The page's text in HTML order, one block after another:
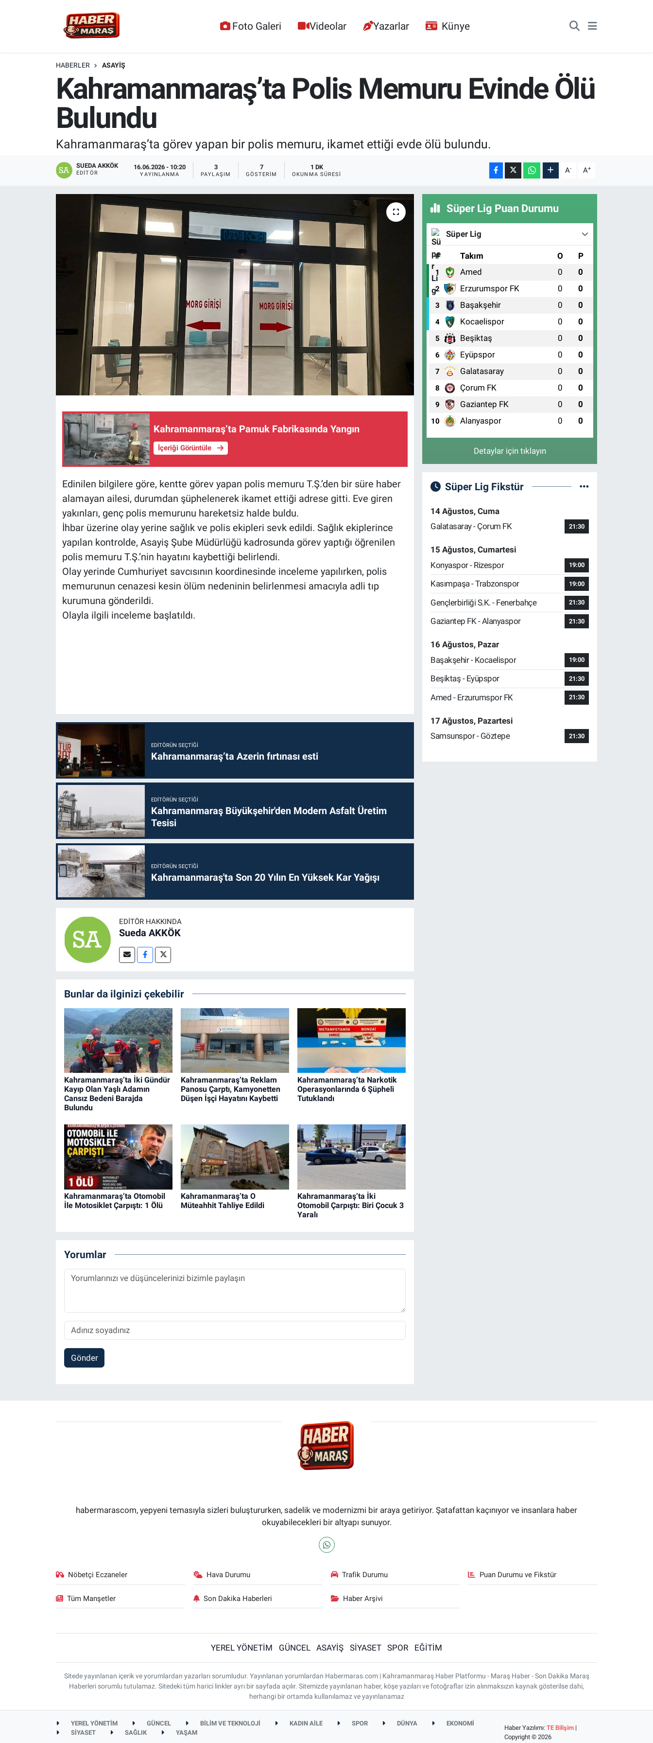
Foto Galeri Videolar Yazarlar Künye
HABERLER ASAYİŞ
Kahramanmaraş’ta Polis Memuru Evinde Ölü
Bulundu
Kahramanmaraş’ta görev yapan bir polis memuru, ikamet ettiği evde ölü bulundu.
SUEDA AKKÖK
EDITÖR
16.06.2026 - 10:20
YAYINLANMA
3
PAYLAŞIM
7
GÖSTERIM
1 DK
OKUNMA SÜRESI A- A+
Kahramanmaraş’ta Pamuk Fabrikasında Yangın
İçeriği Görüntüle
Edinilen bilgilere göre, kentte görev yapan polis memuru T.Ş.’den bir süre haber
alamayan ailesi, durumdan şüphelenerek ikamet ettiği adrese gitti. Eve giren
yakınları, genç polis memurunu hareketsiz halde buldu.
İhbar üzerine olay yerine sağlık ve polis ekipleri sevk edildi. Sağlık ekiplerince
yapılan kontrolde, Asayiş Şube Müdürlüğü kadrosunda görev yaptığı öğrenilen
polis memuru T.Ş.’nin hayatını kaybettiği belirlendi.
Olay yerinde Cumhuriyet savcısının koordinesinde inceleme yapılırken, polis
memurunun cenazesi kesin ölüm nedeninin belirlenmesi amacıyla adli tıp
kurumuna gönderildi.
Olayla ilgili inceleme başlatıldı.
EDITÖRÜN SEÇTIĞI
Kahramanmaraş’ta Azerin fırtınası esti
EDITÖRÜN SEÇTIĞI
Kahramanmaraş Büyükşehir'den Modern Asfalt Üretim
Tesisi
EDITÖRÜN SEÇTIĞI
Kahramanmaraş'ta Son 20 Yılın En Yüksek Kar Yağışı
EDITÖR HAKKINDA
Sueda AKKÖK
Bunlar da ilginizi çekebilir
Kahramanmaraş’ta İki Gündür
Kayıp Olan Yaşlı Adamın
Cansız Bedeni Barajda
Bulundu
Kahramanmaraş’ta Reklam
Panosu Çarptı, Kamyonetten
Düşen İşçi Hayatını Kaybetti
Kahramanmaraş’ta Narkotik
Operasyonlarında 6 Şüpheli
Tutuklandı
Kahramanmaraş’ta Otomobil
İle Motosiklet Çarpıştı: 1 Ölü
Kahramanmaraş’ta O
Müteahhit Tahliye Edildi
Kahramanmaraş’ta İki
Otomobil Çarpıştı: Biri Çocuk 3
Yaralı
Yorumlar
Gönder
Süper Lig Puan Durumu
Süper Lig
# Takım O P
1 Amed 0 0
2 Erzurumspor FK 0 0
3 Başakşehir 0 0
4 Kocaelispor 0 0
5 Beşiktaş 0 0
6 Eyüpspor 0 0
7 Galatasaray 0 0
8 Çorum FK 0 0
9 Gaziantep FK 0 0
10 Alanyaspor 0 0
Detaylar için tıklayın
Süper Lig Fikstür
14 Ağustos, Cuma
Galatasaray - Çorum FK
21:30
15 Ağustos, Cumartesi
Konyaspor - Rizespor
19:00
Kasımpaşa - Trabzonspor 19:00
Gençlerbirliği S.K. - Fenerbahçe 21:30
Gaziantep FK - Alanyaspor 21:30
16 Ağustos, Pazar
Başakşehir - Kocaelispor
19:00
Beşiktaş - Eyüpspor 21:30
Amed - Erzurumspor FK 21:30
17 Ağustos, Pazartesi
Samsunspor - Göztepe
21:30
habermarascom, yepyeni temasıyla sizleri buluştururken, sadelik ve modernizmi bir araya getiriyor. Şatafattan kaçınıyor ve insanlara haber
okuyabilecekleri bir altyapı sunuyor.
Nöbetçi Eczaneler Hava Durumu Trafik Durumu Puan Durumu ve Fikstür
Tüm Manşetler Son Dakika Haberleri Haber Arşivi
YEREL YÖNETİM GÜNCEL ASAYİŞ SİYASET SPOR EĞİTİM
Sitede yayınlanan içerik ve yorumlardan yazarları sorumludur. Yayınlanan yorumlardan Habermaras.com | Kahramanmaraş Haber Platformu - Maraş Haber - Son Dakika Maraş
Haberleri sorumlu tutulamaz. Sitedeki tüm harici linkler ayrı bir sayfada açılır. Sitemizde yayınlanan haber, köşe yazıları ve fotoğraflar izin alınmaksızın kaynak gösterilse dahi,
herhangi bir ortamda kullanılamaz ve yayınlanamaz
YEREL YÖNETİM GÜNCEL BİLİM VE TEKNOLOJİ KADIN AİLE SPOR DÜNYA
EKONOMİ
SİYASET
SAĞLIK YAŞAM
Haber Yazılımı: TE Bilişim|
Copyright © 2026
YEREL YÖNETİM
GÜNCEL
BİLİM VE TEKNOLOJİ
KADIN AİLE
MAGAZİN
KÜLTÜR-SANAT
Nöbetçi Eczaneler
Hava Durumu
Trafik Durumu
Süper Lig Puan Durumu ve Fikstür
Son Dakika Haberleri